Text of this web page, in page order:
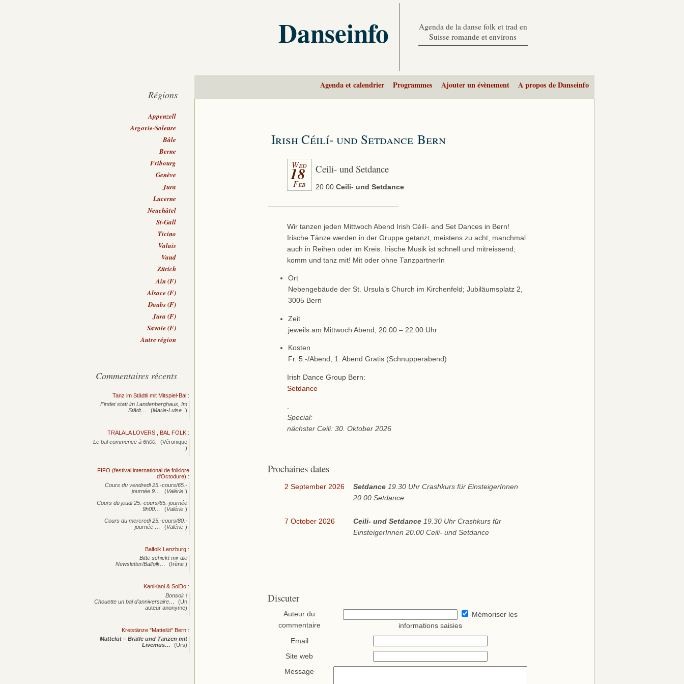
Danseinfo
Agenda de la danse folk et trad en
Suisse romande et environs
Agenda et calendrier Programmes Ajouter un évènement A propos de Danseinfo
Irish Céilí- und Setdance Bern
Wed
18
Feb
Ceili- und Setdance
20.00 Ceili- und Setdance
Wir tanzen jeden Mittwoch Abend Irish Céilí- and Set Dances in Bern!
Irische Tänze werden in der Gruppe getanzt, meistens zu acht, manchmal
auch in Reihen oder im Kreis. Irische Musik ist schnell und mitreissend;
komm und tanz mit! Mit oder ohne TanzpartnerIn
Ort
Nebengebäude der St. Ursula’s Church im Kirchenfeld; Jubiläumsplatz 2,
3005 Bern
Zeit
jeweils am Mittwoch Abend, 20.00 – 22.00 Uhr
Kosten
Fr. 5.-/Abend, 1. Abend Gratis (Schnupperabend)
Irish Dance Group Bern:
Setdance
.
Special:
nächster Ceili: 30. Oktober 2026
Prochaines dates
2 September 2026 Setdance 19.30 Uhr Crashkurs für EinsteigerInnen
20.00 Setdance
7 October 2026 Ceili- und Setdance 19.30 Uhr Crashkurs für
EinsteigerInnen 20.00 Ceili- und Setdance
Discuter
Auteur du
commentaire
Mémoriser les
informations saisies
Email
Site web
Message
Régions
Appenzell
Argovie-Soleure
Bâle
Berne
Fribourg
Genève
Jura
Lucerne
Neuchâtel
St-Gall
Ticino
Valais
Vaud
Zürich
Ain (F)
Alsace (F)
Doubs (F)
Jura (F)
Savoie (F)
Autre région
Commentaires récents
Tanz im Städtli mit Mitspiel-Bal :
Findet statt im Landenberghaus, Im
Städt…
(Marie-Luise )
TRALALA LOVERS , BAL FOLK :
Le bal commence à 6h00.
(Véronique
)
FIFO (festival international de folklore
d'Octodure) :
Cours du vendredi 25.-cours/65.-
journée 9… (Valérie )
Cours du jeudi 25.-cours/65.-journée
9h00…
(Valérie )
Cours du mercredi 25.-cours/80.-
journée … (Valérie )
Balfolk Lenzburg :
Bitte schickt mir die
Newsletter/Balfolk…
(Irène )
KaniKani & SolDo :
Bonsoir !
Chouette un bal d’anniversaire…
(Un
auteur anonyme)
Kreistänze "Mattelüt" Bern :
Mattelüt – Brätle und Tanzen mit
Livemus…
(Urs)